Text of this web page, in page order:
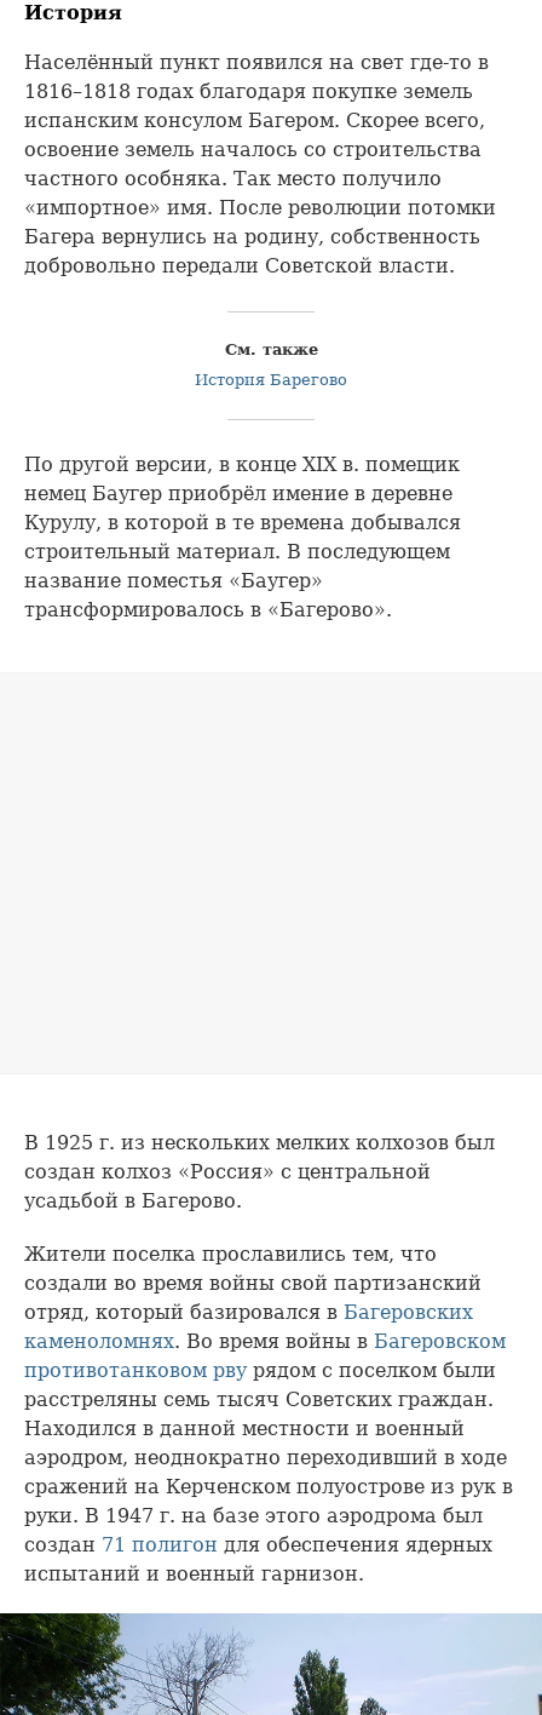
История
Населённый пункт появился на свет где-то в
1816–1818 годах благодаря покупке земель
испанским консулом Багером. Скорее всего,
освоение земель началось со строительства
частного особняка. Так место получило
«импортное» имя. После революции потомки
Багера вернулись на родину, собственность
добровольно передали Советской власти.
См. также
История Барегово
По другой версии, в конце XIX в. помещик
немец Баугер приобрёл имение в деревне
Курулу, в которой в те времена добывался
строительный материал. В последующем
название поместья «Баугер»
трансформировалось в «Багерово».
В 1925 г. из нескольких мелких колхозов был
создан колхоз «Россия» с центральной
усадьбой в Багерово.
Жители поселка прославились тем, что
создали во время войны свой партизанский
отряд, который базировался в Багеровских
каменоломнях. Во время войны в Багеровском
противотанковом рвурядом с поселком были
расстреляны семь тысяч Советских граждан.
Находился в данной местности и военный
аэродром, неоднократно переходивший в ходе
сражений на Керченском полуострове из рук в
руки. В 1947 г. на базе этого аэродрома был
создан 71 полигон для обеспечения ядерных
испытаний и военный гарнизон.